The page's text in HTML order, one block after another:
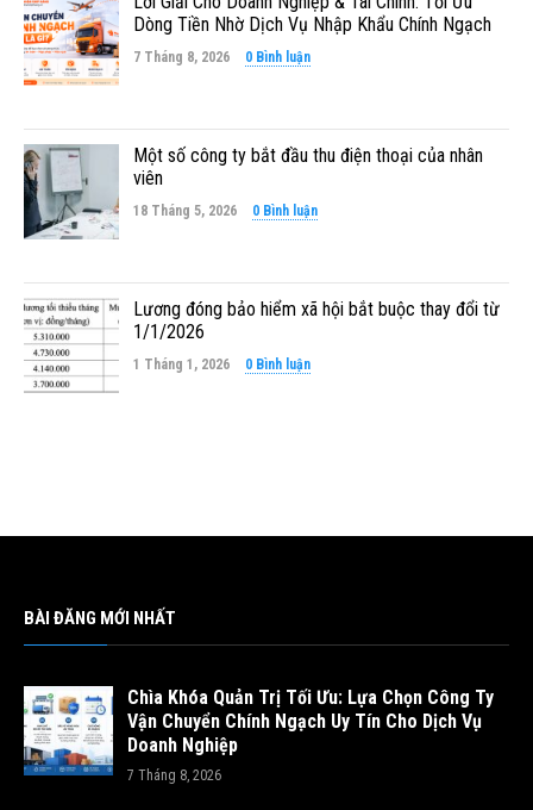
Dòng Tiền Nhờ Dịch Vụ Nhập Khẩu Chính Ngạch
7 Tháng 8, 2026 0 Bình luận
Một số công ty bắt đầu thu điện thoại của nhân
viên
18 Tháng 5, 2026 0 Bình luận
Lương đóng bảo hiểm xã hội bắt buộc thay đổi từ
1/1/2026
1 Tháng 1, 2026 0 Bình luận
BÀI ĐĂNG MỚI NHẤT
Chìa Khóa Quản Trị Tối Ưu: Lựa Chọn Công Ty
Vận Chuyển Chính Ngạch Uy Tín Cho Dịch Vụ
Doanh Nghiệp
7 Tháng 8, 2026